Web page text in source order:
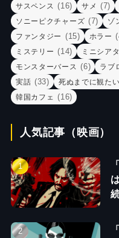
サスペンス (16) サメ (7)
ソニーピクチャーズ (7) ゾ
ファンタジー (15) ホラー
ミステリー (14) ミニシア
モンスターバース (6) ラブ
実話 (33) 死ぬまでに観た
韓国カフェ (16)
人気記事（映画）